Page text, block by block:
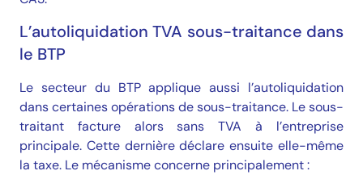
L’autoliquidation TVA sous-traitance dans
le BTP
Le secteur du BTP applique aussi l’autoliquidation
dans certaines opérations de sous-traitance. Le sous-
traitant facture alors sans TVA à l’entreprise
principale. Cette dernière déclare ensuite elle-même
la taxe. Le mécanisme concerne principalement :